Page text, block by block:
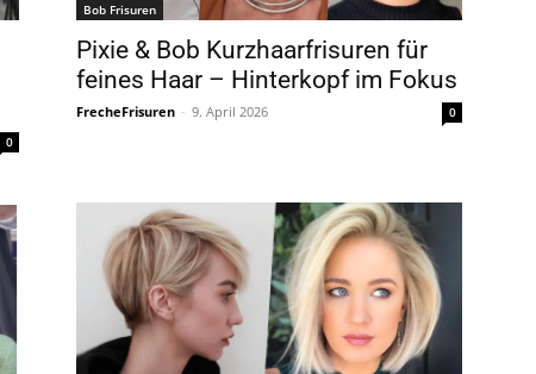
0
Bob Frisuren
Pixie & Bob Kurzhaarfrisuren für
feines Haar – Hinterkopf im Fokus
FrecheFrisuren - 9. April 2026 0